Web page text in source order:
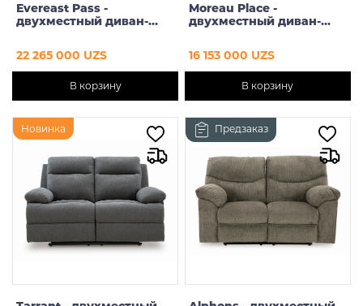
Evereast Pass -
двухместный диван-
22 265 000 UZS
В корзину
Moreau Place -
двухместный диван-
16 153 000 UZS
В корзину
Новинка Предзаказ